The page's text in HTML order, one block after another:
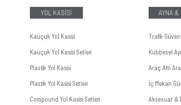
YOL KASİSİ
Kauçuk Yol Kasisi
Kauçuk Yol Kasisi Setleri
Plastik Yol Kasisi
Plastik Yol Kasisi Setleri
Compound Yol Kasisi Setleri
AYNA &
Trafik
Kubbesel
Araç Altı
İç Mekan
Aksesuar &